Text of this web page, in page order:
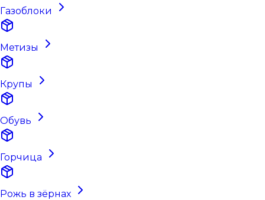
Газоблоки
Метизы
Крупы
Обувь
Горчица
Рожь в зёрнах